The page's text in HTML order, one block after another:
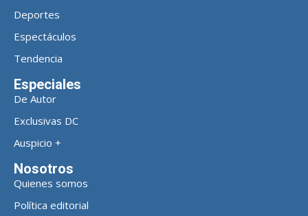
Deportes
Espectáculos
Tendencia
Especiales
De Autor
Exclusivas DC
Auspicio +
Nosotros
Quienes somos
Política editorial